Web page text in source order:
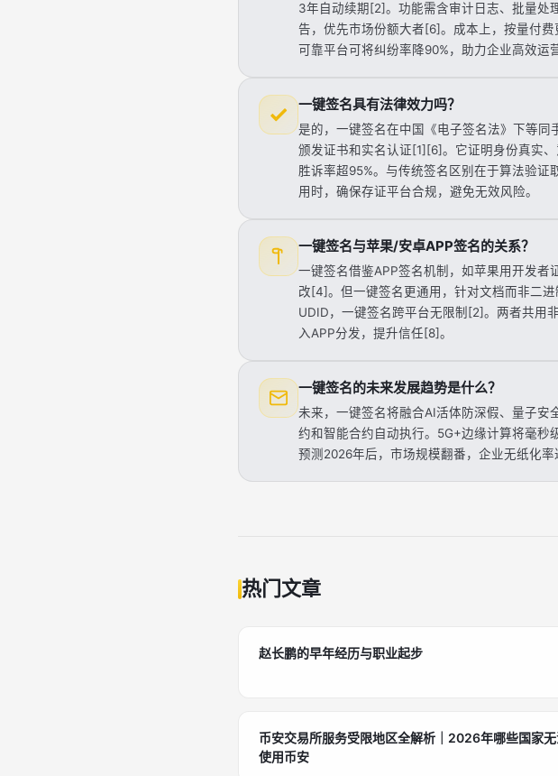
3年自动续期[2]。功能需含审计日志、批量处
告，优先市场份额大者[6]。成本上，按量付
可靠平台可将纠纷率降90%，助力企业高效运营
一键签名具有法律效力吗？
是的，一键签名在中国《电子签名法》下等同
颁发证书和实名认证[1][6]。它证明身份真实
胜诉率超95%。与传统签名区别在于算法验
用时，确保存证平台合规，避免无效风险。
一键签名与苹果/安卓APP签名的关系？
一键签名借鉴APP签名机制，如苹果用开发
改[4]。但一键签名更通用，针对文档而非二
UDID，一键签名跨平台无限制[2]。两者共用
入APP分发，提升信任[8]。
一键签名的未来发展趋势是什么？
未来，一键签名将融合AI活体防深假、量子
约和智能合约自动执行。5G+边缘计算将毫秒
预测2026年后，市场规模翻番，企业无纸化
热门文章
赵长鹏的早年经历与职业起步
币安交易所服务受限地区全解析｜2026年哪些国家
使用币安